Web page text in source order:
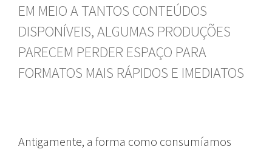
EM MEIO A TANTOS CONTEÚDOS
DISPONÍVEIS, ALGUMAS PRODUÇÕES
PARECEM PERDER ESPAÇO PARA
FORMATOS MAIS RÁPIDOS E IMEDIATOS
Antigamente, a forma como consumíamos